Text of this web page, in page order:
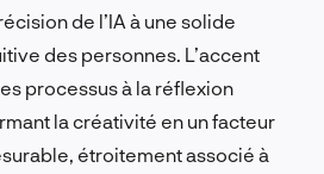
de l’IA à une solide
des personnes. L’accent
processus à la réflexion
la créativité en un facteur
étroitement associé à